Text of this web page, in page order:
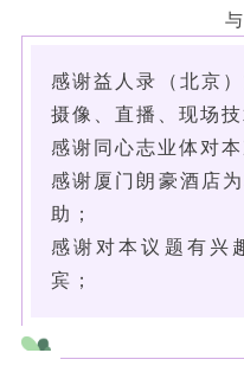
感谢益人录（北京
摄像、直播、现场技
感谢同心志业体对
感谢厦门朗豪酒店
助；
感谢对本议题有兴
宾；